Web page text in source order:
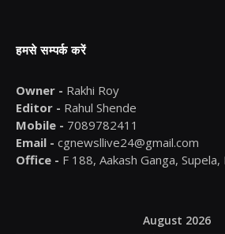
हमसे सम्पर्क करें
Owner - Rakhi Roy
Editor - Rahul Shende
Mobile - 7089782411
Email - cgnewsllive24@gmail.com
Office - F 188, Aakash Ganga,
August 2026